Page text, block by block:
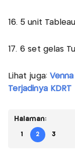
16. 5 unit
17. 6 set gelas
Lihat juga:
Terjadinya KDRT
Halaman:
1 2 3